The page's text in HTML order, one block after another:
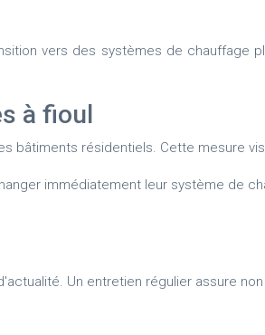
vers des systèmes de chauffage
à fioul
bâtiments résidentiels. Cette mesure
immédiatement leur système de
Un entretien régulier assure